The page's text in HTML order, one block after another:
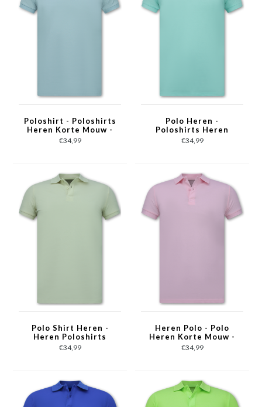
Poloshirt - Poloshirts
Heren Korte Mouw -
Poloshirt Heren - Slim
Fit - A150 - Licht
€34,99
Polo Heren -
Poloshirts Heren
Korte Mouw -
Herenpolo - Slim Fit -
€34,99
Polo Shirt Heren -
Heren Poloshirts
Korte Mouw - Polo
Heren - Slim Fit - A150
€34,99
Heren Polo - Polo
Heren Korte Mouw -
Polo Heren - Slim Fit -
A150 - Roze
€34,99